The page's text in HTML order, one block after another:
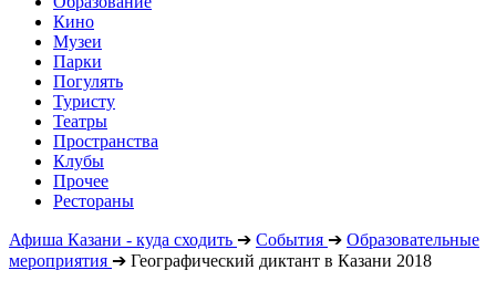
Кино
Музеи
Парки
Погулять
Туристу
Театры
Пространства
Клубы
Прочее
Рестораны
Афиша Казани - куда сходить ➔ События ➔ Образовательные
мероприятия ➔ Географический диктант в Казани 2018